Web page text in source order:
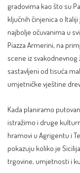
gradovima kao što su
ključnih činjenica o
najbolje očuvanima u
Piazza Armerini, na
scene iz svakodnevnog
sastavljeni od tisuća
umjetničke vještine
Kada planiramo
istražimo i druge
hramovi u Agrigentu i
pokazuju koliko je
trgovine, umjetnosti i